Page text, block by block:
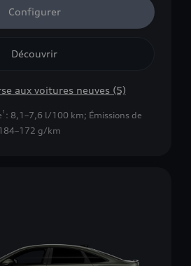
Configurer
Découvrir
aux voitures neuves (5)
1 : 8,1–7,6 l/100 km; Émissions de
g/km